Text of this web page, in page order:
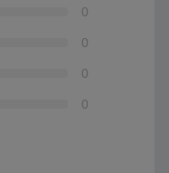
0
0
0
0